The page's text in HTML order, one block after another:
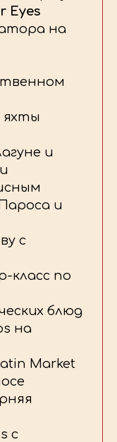
Eyes
на
яхты
и
и
с
класс по
блюд
на
Market
с